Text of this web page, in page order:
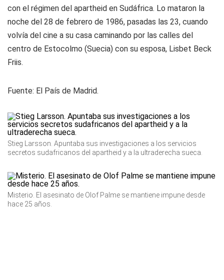
con el régimen del apartheid en Sudáfrica. Lo mataron la
noche del 28 de febrero de 1986, pasadas las 23, cuando
volvía del cine a su casa caminando por las calles del
centro de Estocolmo (Suecia) con su esposa, Lisbet Beck
Friis.
Fuente: El País de Madrid.
Stieg Larsson. Apuntaba sus investigaciones a los servicios
secretos sudafricanos del apartheid y a la ultraderecha sueca.
Misterio. El asesinato de Olof Palme se mantiene impune desde
hace 25 años.